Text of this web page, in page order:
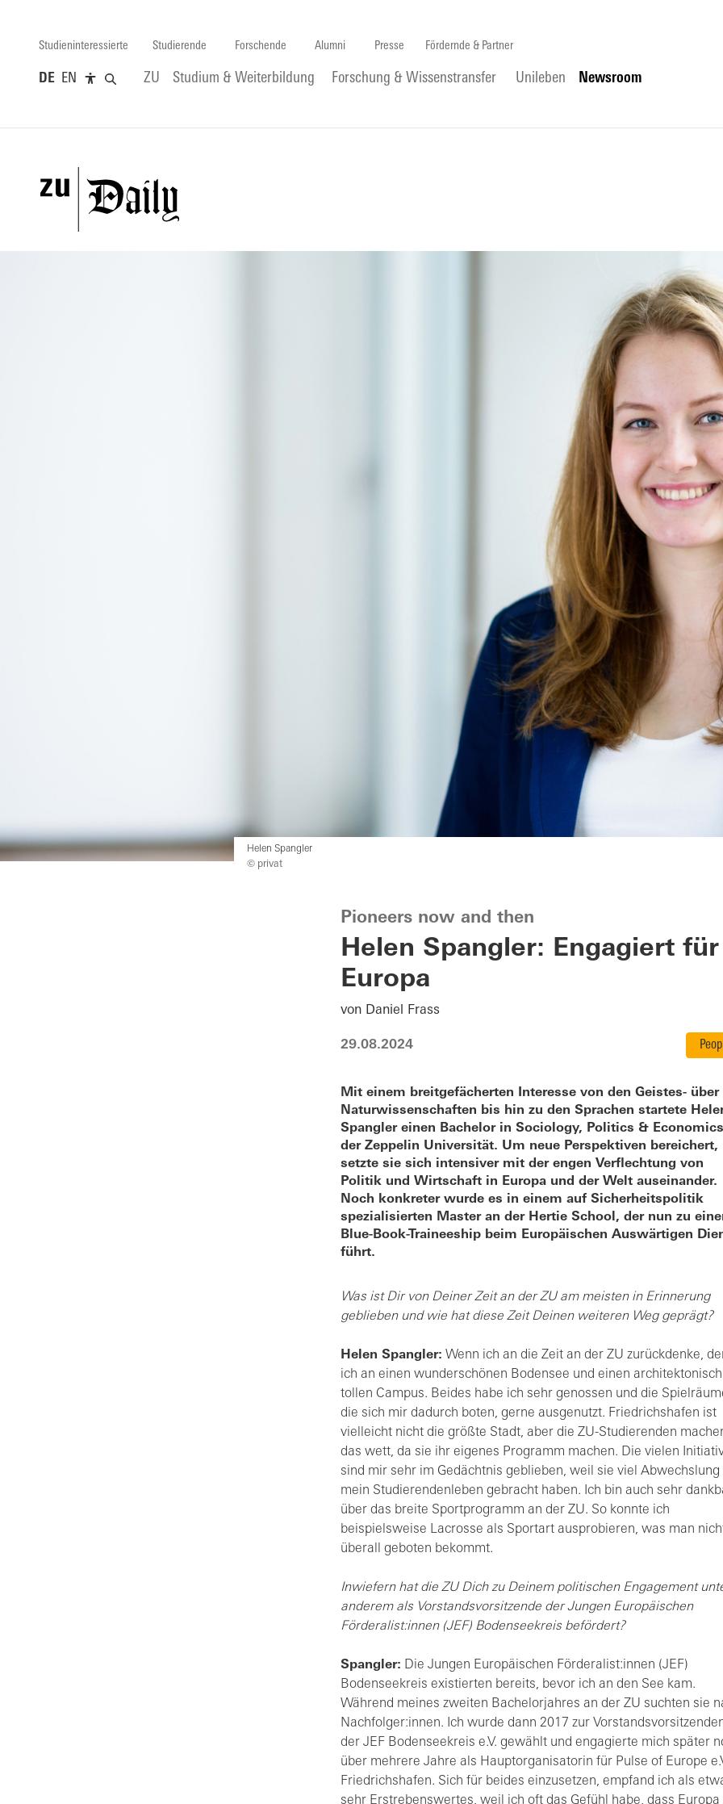
Studieninteressierte Studierende Forschende Alumni Presse Fördernde & Partner
DE EN ZU Studium & Weiterbildung Forschung & Wissenstransfer Unileben Newsroom
Helen Spangler
© privat
Pioneers now and then
Helen Spangler: Engagiert für
Europa
von Daniel Frass
29.08.2024
Mit einem breitgefächerten Interesse von den Geistes- über
Naturwissenschaften bis hin zu den Sprachen startete
Spangler einen Bachelor in Sociology, Politics &
der Zeppelin Universität. Um neue Perspektiven bereichert,
setzte sie sich intensiver mit der engen Verflechtung von
Politik und Wirtschaft in Europa und der Welt auseinander.
Noch konkreter wurde es in einem auf Sicherheitspolitik
spezialisierten Master an der Hertie School, der nun zu
Blue-Book-Traineeship beim Europäischen Auswärtigen
führt.
Was ist Dir von Deiner Zeit an der ZU am meisten in Erinnerung
geblieben und wie hat diese Zeit Deinen weiteren Weg geprägt?
Helen Spangler: Wenn ich an die Zeit an der ZU zurückdenke,
ich an einen wunderschönen Bodensee und einen architektonisch
tollen Campus. Beides habe ich sehr genossen und die
die sich mir dadurch boten, gerne ausgenutzt. Friedrichshafen ist
vielleicht nicht die größte Stadt, aber die ZU-Studierenden
das wett, da sie ihr eigenes Programm machen. Die vielen
sind mir sehr im Gedächtnis geblieben, weil sie viel Abwechslung
mein Studierendenleben gebracht haben. Ich bin auch sehr
über das breite Sportprogramm an der ZU. So konnte ich
beispielsweise Lacrosse als Sportart ausprobieren, was man
überall geboten bekommt.
Inwiefern hat die ZU Dich zu Deinem politischen Engagement
anderem als Vorstandsvorsitzende der Jungen Europäischen
Förderalist:innen (JEF) Bodenseekreis befördert?
Spangler: Die Jungen Europäischen Förderalist:innen (JEF)
Bodenseekreis existierten bereits, bevor ich an den See kam.
Während meines zweiten Bachelorjahres an der ZU suchten sie
Nachfolger:innen. Ich wurde dann 2017 zur
der JEF Bodenseekreis e.V. gewählt und engagierte mich später
über mehrere Jahre als Hauptorganisatorin für Pulse of Europe
Friedrichshafen. Sich für beides einzusetzen, empfand ich als
sehr Erstrebenswertes, weil ich oft das Gefühl habe, dass Europa